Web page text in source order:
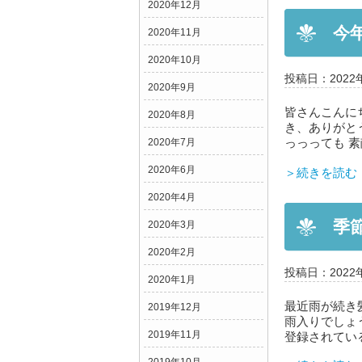
2020年12月
2020年11月
2020年10月
2020年9月
2020年8月
2020年7月
2020年6月
2020年4月
2020年3月
2020年2月
2020年1月
2019年12月
2019年11月
今
投稿日：2022
皆さんこんに
き、ありが
っっっても
＞続きを読む
季
投稿日：2022
最近雨が続き
雨入りでしょ
登録されてい